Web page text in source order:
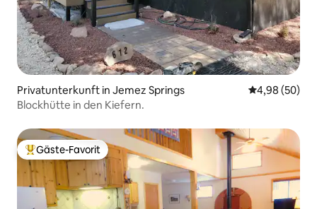
Privatunterkunft in Jemez Springs
4,98 (50)
Blockhütte in den Kiefern.
Beliebter Gäste-Favorit.
Gäste-Favorit